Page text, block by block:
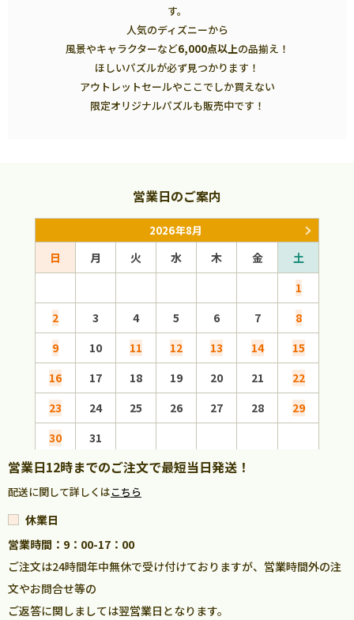
す。
人気のディズニーから
風景やキャラクターなど6,000点以上の品揃え！
ほしいパズルが必ず見つかります！
アウトレットセールやここでしか買えない
限定オリジナルパズルも販売中です！
営業日のご案内
2026年8月
日 月 火 水 木 金
土
1
2
3 4 5 6 7
8
9
10 11 12 13 14
15
16
17 18 19 20 21
22
23
24 25 26 27 28
29
30
31
営業日12時までのご注文で最短当日発送！
配送に関して詳しくはこちら
休業日
営業時間：9：00-17：00
ご注文は24時間年中無休で受け付けておりますが、営業時間外の注
文やお問合せ等の
ご返答に関しましては翌営業日となります。